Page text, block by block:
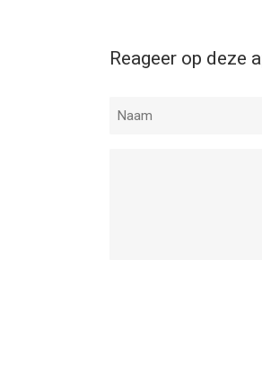
Reageer op deze